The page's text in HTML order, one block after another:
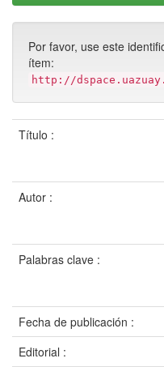
Por favor, use este
ítem:
http://
Título :
Autor :
Palabras clave :
Fecha de publicación :
Editorial :